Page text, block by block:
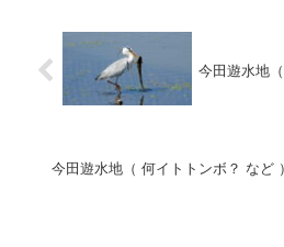
今田遊水地
今田遊水地（ 何イトトンボ？ など ）